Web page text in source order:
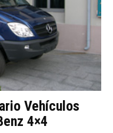
Vehículos
4×4